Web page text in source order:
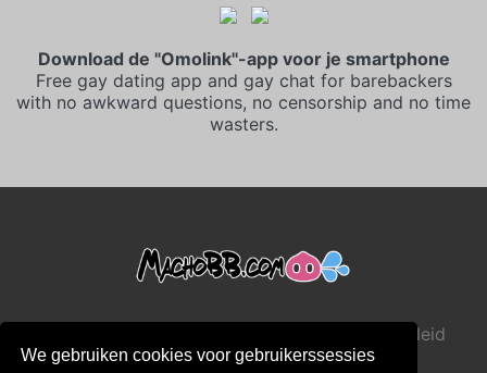
We gebruiken cookies voor gebruikerssessies
Download de "Omolink"-app voor je smartphone
Free gay dating app and gay chat for barebackers
with no awkward questions, no censorship and no time
wasters.
Privacybeleid
• Cookiebeleid • Kindveiligheidsbeleid